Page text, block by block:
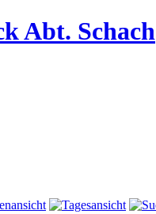
Abt. Schach